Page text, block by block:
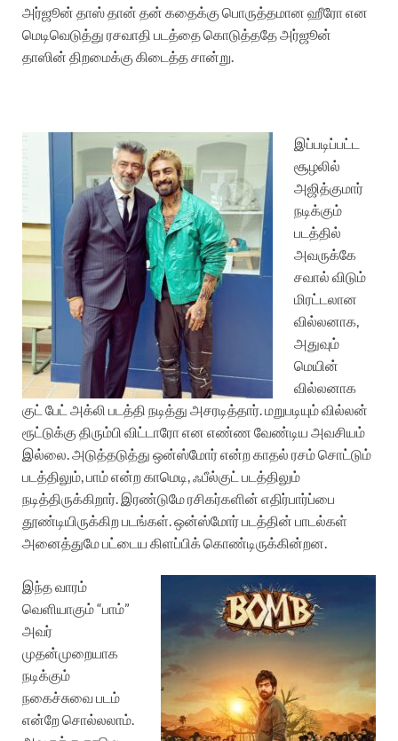
அர்ஜூன் தாஸ் தான் தன் கதைக்கு பொருத்தமான ஹீரோ என
மெடிவெடுத்து ரசவாதி படத்தை கொடுத்ததே அர்ஜூன்
தாஸின் திறமைக்கு கிடைத்த சான்று.
இப்படிப்பட்ட
சூழலில்
அஜித்குமார்
நடிக்கும்
படத்தில்
அவருக்கே
சவால் விடும்
மிரட்டலான
வில்லனாக,
அதுவும்
மெயின்
வில்லனாக
குட் பேட் அக்லி படத்தி நடித்து அசரடித்தார். மறுபடியும் வில்லன்
ரூட்டுக்கு திரும்பி விட்டாரோ என எண்ண வேண்டிய அவசியம்
இல்லை. அடுத்தடுத்து ஒன்ஸ்மோர் என்ற காதல் ரசம் சொட்டும்
படத்திலும், பாம் என்ற காமெடி, ஃபீல்குட் படத்திலும்
நடித்திருக்கிறார். இரண்டுமே ரசிகர்களின் எதிர்பார்ப்பை
தூண்டியிருக்கிற படங்கள். ஒன்ஸ்மோர் படத்தின் பாடல்கள்
அனைத்துமே பட்டைய கிளப்பிக் கொண்டிருக்கின்றன.
இந்த வாரம்
வெளியாகும் “பாம்”
அவர்
முதன்முறையாக
நடிக்கும்
நகைச்சுவை படம்
என்றே சொல்லலாம்.